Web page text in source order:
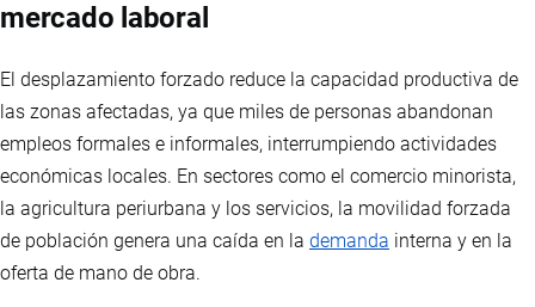
mercado laboral
El desplazamiento forzado reduce la capacidad productiva de
las zonas afectadas, ya que miles de personas abandonan
empleos formales e informales, interrumpiendo actividades
económicas locales. En sectores como el comercio minorista,
la agricultura periurbana y los servicios, la movilidad forzada
de población genera una caída en la demanda interna y en la
oferta de mano de obra.